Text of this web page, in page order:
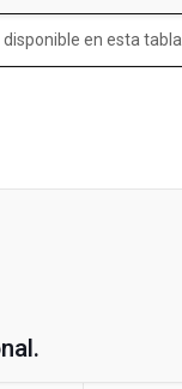
en esta tabla.